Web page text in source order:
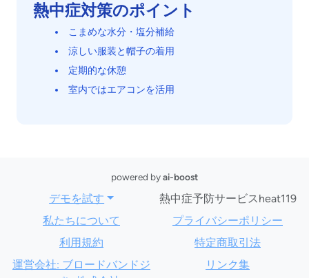
熱中症対策のポイント
こまめな水分・塩分補給
涼しい服装と帽子の着用
定期的な休憩
室内ではエアコンを活用
powered byai-boost
デモを試す
熱中症予防サービスheat119
私たちについて
プライバシーポリシー
利用規約
特定商取引法
運営会社: ブロードバンドジ
リンク集